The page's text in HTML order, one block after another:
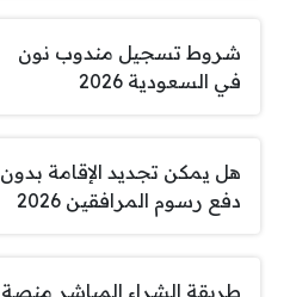
شروط تسجيل مندوب نون
في السعودية 2026
هل يمكن تجديد الإقامة بدون
دفع رسوم المرافقين 2026
طريقة الشراء المباشر منصة